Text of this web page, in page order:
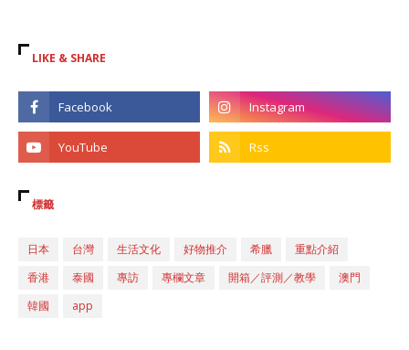
LIKE & SHARE
標籤
日本 台灣 生活文化 好物推介 希臘
重點介紹
香港
泰國 專訪 專欄文章 開箱／評測／教學
澳門
韓國
app